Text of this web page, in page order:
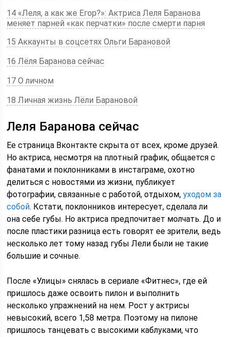
14 «Леля, а как же Егор?»: Актриса Леля Баранова
меняет парней «как перчатки» после смерти парня
15 Аккаунты в соцсетях Ольги Барановой
16 Лёля Баранова сейчас
17 О личном
18 Личная жизнь Лёли Барановой
Леля Баранова сейчас
Ее страница Вконтакте скрыта от всех, кроме друзей.
Но актриса, несмотря на плотный график, общается с
фанатами и поклонниками в инстаграме, охотно
делиться с новостями из жизни, публикует
фотографии, связанные с работой, отдыхом,уходом за
собой. Кстати, поклонников интересует, сделала ли
она себе губы. Но актриса предпочитает молчать. До и
после пластики разница есть говорят ее зрители, ведь
несколько лет тому назад губы Лели были не такие
большие и сочные.
После «Улицы» снялась в сериале «Фитнес», где ей
пришлось даже освоить пилон и выполнить
несколько упражнений на нем. Рост у актрисы
невысокий, всего 1,58 метра. Поэтому на пилоне
пришлось танцевать с высокими каблуками, что